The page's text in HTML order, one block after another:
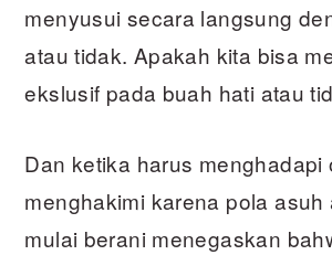
menyusui secara langsung
atau tidak. Apakah kita bisa
ekslusif pada buah hati atau
Dan ketika harus menghadapi
menghakimi karena pola asuh
mulai berani menegaskan